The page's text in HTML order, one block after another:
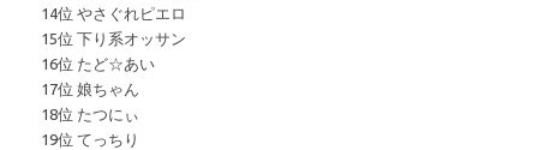
14位 やさぐれピエロ
15位 下り系オッサン
16位 たど☆あい
17位 娘ちゃん
18位 たつにぃ
19位 てっちり